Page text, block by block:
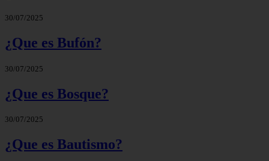
30/07/2025
¿Que es Bufón?
30/07/2025
¿Que es Bosque?
30/07/2025
¿Que es Bautismo?